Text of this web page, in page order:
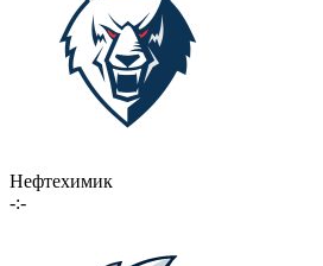
Нефтехимик
-:-